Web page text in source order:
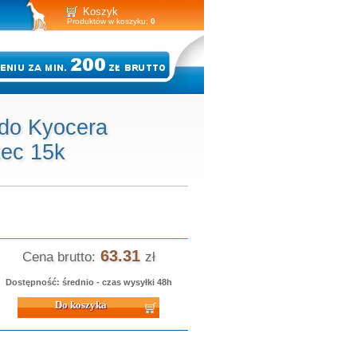
Koszyk
Produktów w koszyku: 0
Kyocera
15k
Cena brutto: 63.31 zł
Dostępność: średnio - czas wysyłki 48h
koszyka